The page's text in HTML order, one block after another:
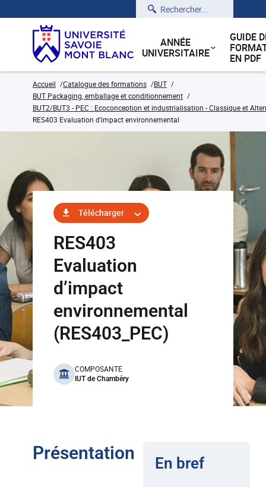
Rechercher
ANNÉE
UNIVERSITAIRE
GUIDE
EN PDF
Accueil Catalogue des formations
BUT
BUT Packaging, emballage et conditionnement
BUT2/BUT3 - PEC : Ecoconception et industrialisation - Classique et
RES403 Evaluation d’impact environnemental
Télécharger
RES403
Evaluation
d’impact
environnemental
(RES403_PEC)
benefits
COMPOSANTE
IUT de Chambéry
Présentation En bref